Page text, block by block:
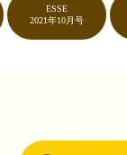
ントはギフト券に
（30代
ーを知りました。
2021年10月号
ノン
2020